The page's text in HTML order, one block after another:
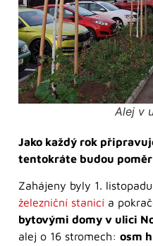
Alej v
Jako každý rok
tentokráte budou
Zahájeny byly 1. listopadu
železniční stanicí a
bytovými domy v ulici
alej o 16 stromech: osm